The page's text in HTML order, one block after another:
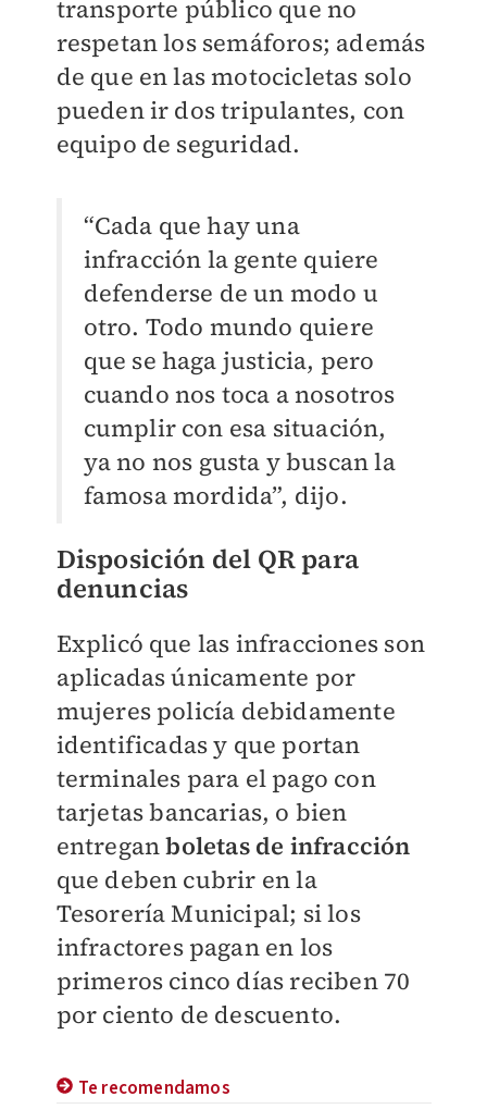
transporte público que no
respetan los semáforos; además
de que en las motocicletas solo
pueden ir dos tripulantes, con
equipo de seguridad.
“Cada que hay una
infracción la gente quiere
defenderse de un modo u
otro. Todo mundo quiere
que se haga justicia, pero
cuando nos toca a nosotros
cumplir con esa situación,
ya no nos gusta y buscan la
famosa mordida”, dijo.
Disposición del QR para
denuncias
Explicó que las infracciones son
aplicadas únicamente por
mujeres policía debidamente
identificadas y que portan
terminales para el pago con
tarjetas bancarias, o bien
entreganboletas de infracción
que deben cubrir en la
Tesorería Municipal; si los
infractores pagan en los
primeros cinco días reciben 70
por ciento de descuento.
Te recomendamos